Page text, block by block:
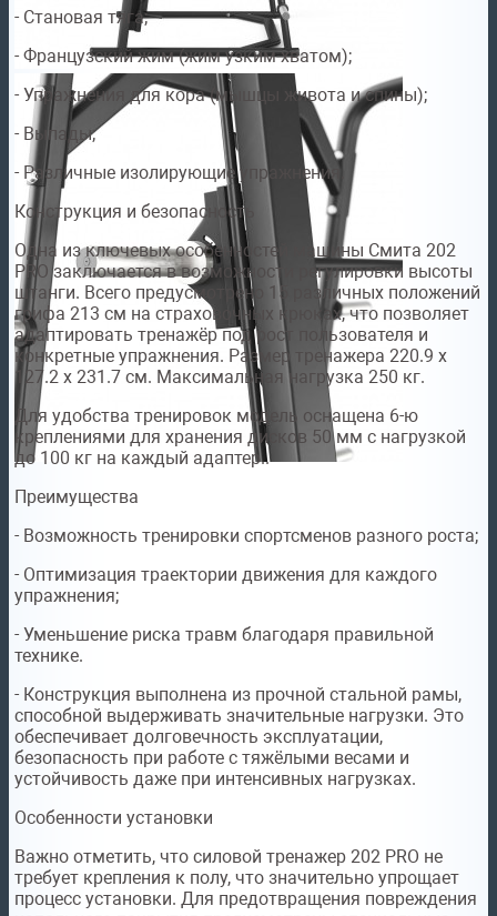
- Становая тяга;
- Французский жим (жим узким хватом);
- Упражнения для кора (мышцы живота и спины);
- Выпады;
- Различные изолирующие упражнения.
Конструкция и безопасность
Одна из ключевых особенностей машины Смита 202
PRO заключается в возможности регулировки высоты
штанги. Всего предусмотрено 15 различных положений
грифа 213 см на страховочных крюках, что позволяет
адаптировать тренажёр под рост пользователя и
конкретные упражнения. Размер тренажера 220.9 х
127.2 х 231.7 см. Максимальная нагрузка 250 кг.
Для удобства тренировок модель оснащена 6-ю
креплениями для хранения дисков 50 мм с нагрузкой
до 100 кг на каждый адаптер..
Преимущества
- Возможность тренировки спортсменов разного роста;
- Оптимизация траектории движения для каждого
упражнения;
- Уменьшение риска травм благодаря правильной
технике.
- Конструкция выполнена из прочной стальной рамы,
способной выдерживать значительные нагрузки. Это
обеспечивает долговечность эксплуатации,
безопасность при работе с тяжёлыми весами и
устойчивость даже при интенсивных нагрузках.
Особенности установки
Важно отметить, что силовой тренажер 202 PRO не
требует крепления к полу, что значительно упрощает
процесс установки. Для предотвращения повреждения